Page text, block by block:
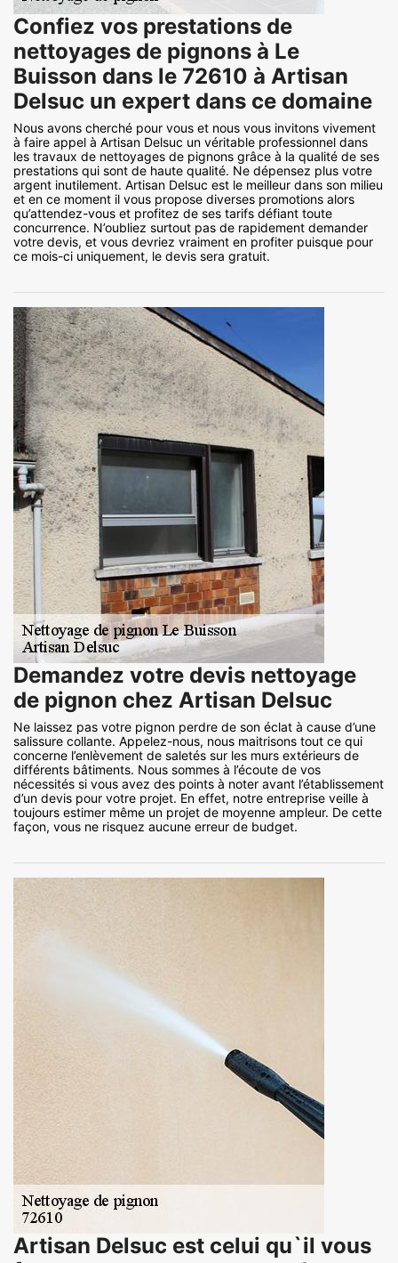
Confiez vos prestations de
nettoyages de pignons à Le
Buisson dans le 72610 à Artisan
Delsuc un expert dans ce domaine
Nous avons cherché pour vous et nous vous invitons vivement
à faire appel à Artisan Delsuc un véritable professionnel dans
les travaux de nettoyages de pignons grâce à la qualité de ses
prestations qui sont de haute qualité. Ne dépensez plus votre
argent inutilement. Artisan Delsuc est le meilleur dans son milieu
et en ce moment il vous propose diverses promotions alors
qu’attendez-vous et profitez de ses tarifs défiant toute
concurrence. N’oubliez surtout pas de rapidement demander
votre devis, et vous devriez vraiment en profiter puisque pour
ce mois-ci uniquement, le devis sera gratuit.
Demandez votre devis nettoyage
de pignon chez Artisan Delsuc
Ne laissez pas votre pignon perdre de son éclat à cause d’une
salissure collante. Appelez-nous, nous maitrisons tout ce qui
concerne l’enlèvement de saletés sur les murs extérieurs de
différents bâtiments. Nous sommes à l’écoute de vos
nécessités si vous avez des points à noter avant l’établissement
d’un devis pour votre projet. En effet, notre entreprise veille à
toujours estimer même un projet de moyenne ampleur. De cette
façon, vous ne risquez aucune erreur de budget.
Artisan Delsuc est celui qu`il vous